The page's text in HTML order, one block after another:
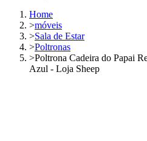
Home
>móveis
>Sala de Estar
>Poltronas
>Poltrona Cadeira do Papai
Azul - Loja Sheep